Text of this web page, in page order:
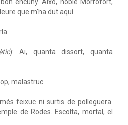
que m'ha dut aquí.
): Ai, quanta dissort, quanta
malastruc.
feixuc ni surtis de polleguera.
de Rodes. Escolta, mortal, el